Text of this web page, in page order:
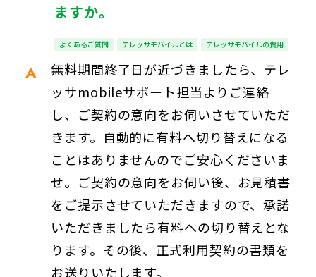
ますか。
よくあるご質問 テレッサモバイルとは テレッサモバイルの費用
無料期間終了日が近づきましたら、テレ
ッサmobileサポート担当よりご連絡
し、ご契約の意向をお伺いさせていただ
きます。自動的に有料へ切り替えになる
ことはありませんのでご安心くださいま
せ。ご契約の意向をお伺い後、お見積書
をご提示させていただきますので、承諾
いただきましたら有料への切り替えとな
ります。その後、正式利用契約の書類を
お送りいたします。